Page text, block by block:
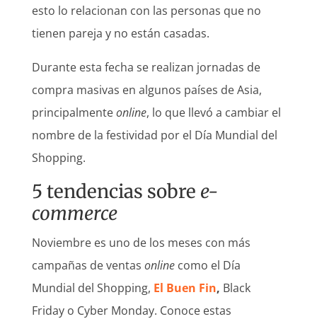
esto lo relacionan con las personas que no
tienen pareja y no están casadas.
Durante esta fecha se realizan jornadas de
compra masivas en algunos países de Asia,
principalmenteonline, lo que llevó a cambiar el
nombre de la festividad por el Día Mundial del
Shopping.
5 tendencias sobre e-
commerce
Noviembre es uno de los meses con más
campañas de ventas online como el Día
Mundial del Shopping, El Buen Fin, Black
Friday o Cyber Monday. Conoce estas